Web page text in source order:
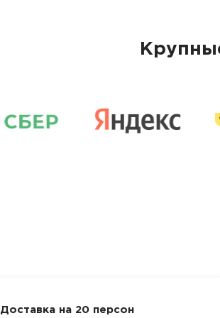
Доставка на 20 персон